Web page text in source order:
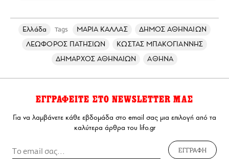
Ελλάδα Tags ΜΑΡΙΑ ΚΑΛΛΑΣ
ΔΗΜΟΣ ΑΘΗΝΑΙΩΝ
ΛΕΩΦΟΡΟΣ ΠΑΤΗΣΙΩΝ
ΚΩΣΤΑΣ ΜΠΑΚΟΓΙΑΝΝΗΣ
ΔΗΜΑΡΧΟΣ ΑΘΗΝΑΙΩΝ
ΑΘΗΝΑ
ΕΓΓΡΑΦΕΙΤΕ ΣΤΟ NEWSLETTER ΜΑΣ
Για να λαμβάνετε κάθε εβδομάδα στο email σας μια επιλογή από τα
καλύτερα άρθρα του lifo.gr
ΕΓΓΡΑΦΗ